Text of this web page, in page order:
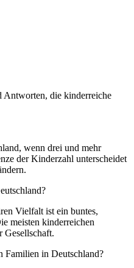
Antworten, die kinderreiche
wenn drei und mehr
der Kinderzahl unterscheidet
Vielfalt ist ein buntes,
meisten kinderreichen
Gesellschaft.
Familien in Deutschland?